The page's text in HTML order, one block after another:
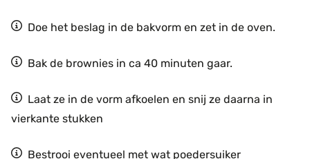
Doe het beslag in de bakvorm en zet in de oven.
Bak de brownies in ca 40 minuten gaar.
Laat ze in de vorm afkoelen en snij ze daarna in
vierkante stukken
Bestrooi eventueel met wat poedersuiker